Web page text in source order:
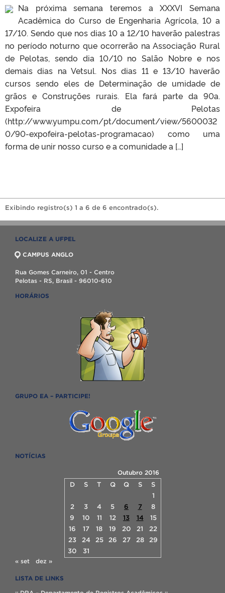
Na próxima semana teremos a XXXVI Semana
Acadêmica do Curso de Engenharia Agrícola, 10 a
17/10. Sendo que nos dias 10 a 12/10 haverão palestras
no período noturno que ocorrerão na Associação Rural
de Pelotas, sendo dia 10/10 no Salão Nobre e nos
demais dias na Vetsul. Nos dias 11 e 13/10 haverão
cursos sendo eles de Determinação de umidade de
grãos e Construções rurais. Ela fará parte da 90a.
Expofeira de Pelotas
(http://www.yumpu.com/pt/document/view/5600032
0/90-expofeira-pelotas-programacao) como uma
forma de unir nosso curso e a comunidade a […]
Exibindo registro(s) 1 a 6 de 6 encontrado(s).
LOCALIZE A UFPEL
CAMPUS ANGLO
Rua Gomes Carneiro, 01 - Centro
Pelotas - RS, Brasil - 96010-610
HORÁRIOS
GRUPO EA – PARTICIPE!
NOTÍCIAS
Outubro 2016
D S T Q Q S
S
1
2
3 4 5 6 7
8
9
10 11 12 13 14
15
16
17 18 19 20 21
22
23
24 25 26 27 28
29
30
31
« set dez »
LISTA DE LINKS